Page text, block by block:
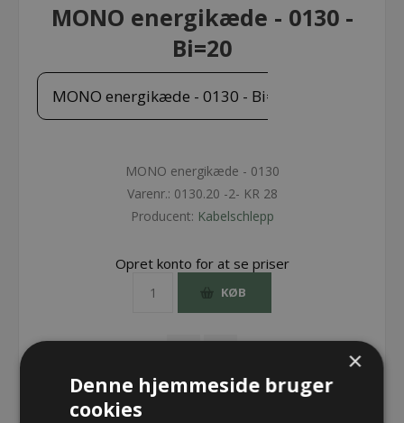
MONO energikæde - 0130 -
Bi=20
MONO energikæde - 0130 - Bi=20
MONO energikæde - 0130
Varenr.: 0130.20 -2- KR 28
Producent: Kabelschlepp
Opret konto for at se priser
KØB
×
Denne hjemmeside bruger
cookies